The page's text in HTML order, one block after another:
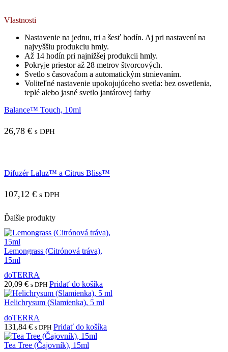
Vlastnosti
Nastavenie na jednu, tri a šesť hodín. Aj pri nastavení na
najvyššiu produkciu hmly.
Až 14 hodín pri najnižšej produkcii hmly.
Pokryje priestor až 28 metrov štvorcových.
Svetlo s časovačom a automatickým stmievaním.
Voliteľné nastavenie upokojujúceho svetla: bez osvetlenia,
teplé alebo jasné svetlo jantárovej farby
Balance™ Touch, 10ml
26,78 € s DPH
Difuzér Laluz™ a Citrus Bliss™
107,12 € s DPH
Ďalšie produkty
Lemongrass (Citrónová tráva),
15ml
doTERRA
20,09 € s DPH Pridať do košíka
Helichrysum (Slamienka), 5 ml
doTERRA
131,84 € s DPH Pridať do košíka
Tea Tree (Čajovník), 15ml